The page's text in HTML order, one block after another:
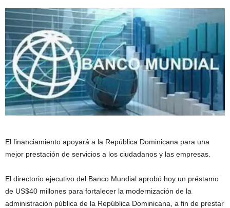
El financiamiento apoyará a la República Dominicana para una
mejor prestación de servicios a los ciudadanos y las empresas.
El directorio ejecutivo del Banco Mundial aprobó hoy un préstamo
de US$40 millones para fortalecer la modernización de la
administración pública de la República Dominicana, a fin de prestar